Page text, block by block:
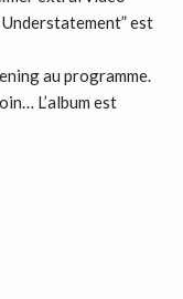
est
au programme.
L’album est